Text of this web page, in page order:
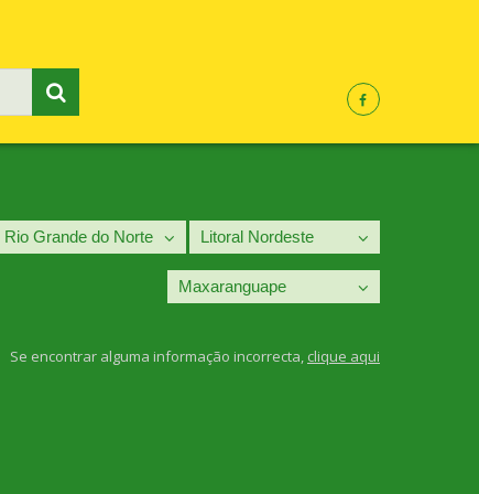
Se encontrar alguma informação incorrecta, clique aqui